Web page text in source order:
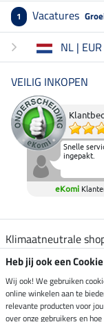
1 Vacatures
NL | EUR
VEILIG INKOPEN
Snelle
ingepakt.
eKomi
Klimaatneutrale
Verzending per
Heb jij ook een
Wij ook! We gebruiken
online winkelen aan te
relevante producten voor
over onze gebruikers en